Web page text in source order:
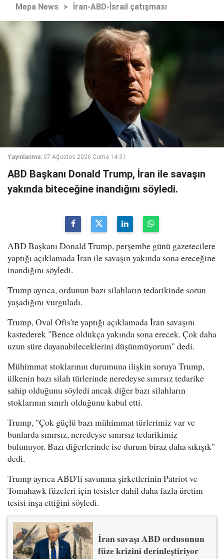
Mepa News > İran-ABD-İsrail çatışması
Yayınlanma: 07 Ağustos 2026 Cuma 14:31
ABD Başkanı Donald Trump, İran ile savaşın
yakında biteceğine inandığını söyledi.
ABD Başkanı Donald Trump, perşembe günü gazetecilere
yaptığı açıklamada İran ile savaşın yakında sona ereceğine
inandığını söyledi.
Trump ayrıca, ordunun bazı silahların tedarikinde sorun
yaşadığını vurguladı.
Trump, Oval Ofis'te yaptığı açıklamada İran savaşını
kastederek "Bence oldukça yakında sona erecek. Çok daha
uzun süre dayanabileceklerini düşünmüyorum" dedi.
Mühimmat stoklarının durumuna ilişkin soruya Trump,
ülkenin bazı silah türlerinde neredeyse sınırsız tedarike
sahip olduğunu söyledi ancak diğer bazı silahların
stoklarının sınırlı olduğunu kabul etti.
Trump, "Çok güçlü bazı mühimmat türlerimiz var ve
bunlarda sınırsız, neredeyse sınırsız tedarikimiz
bulunuyor. Bazı diğerlerinde ise durum biraz daha sıkışık"
dedi.
Trump ayrıca ABD'li savunma şirketlerinin Patriot ve
Tomahawk füzeleri için tesisler dahil daha fazla üretim
tesisi inşa ettiğini söyledi.
İran savaşı ABD ordusunun
füze krizini derinleştiriyor